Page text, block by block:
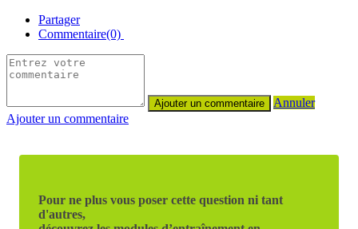
Partager
Commentaire(0)
Annuler
Ajouter un commentaire
Pour ne plus vous poser cette question ni tant
d'autres,